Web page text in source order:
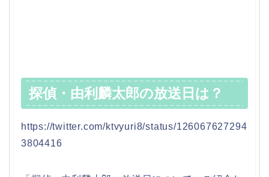
探偵・由利麟太郎の放送日は？
https://twitter.com/ktvyuri8/status/126067627294
3804416